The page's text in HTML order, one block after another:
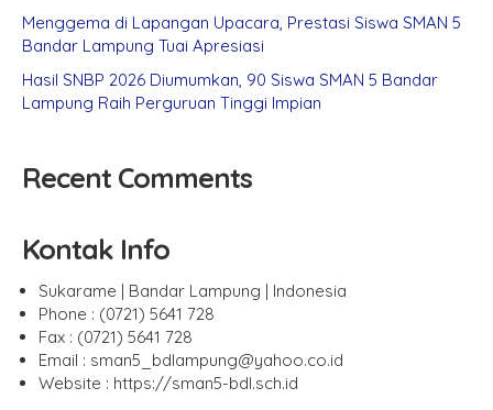
Menggema di Lapangan Upacara, Prestasi Siswa SMAN 5
Bandar Lampung Tuai Apresiasi
Hasil SNBP 2026 Diumumkan, 90 Siswa SMAN 5 Bandar
Lampung Raih Perguruan Tinggi Impian
Recent Comments
Kontak Info
Sukarame | Bandar Lampung | Indonesia
Phone : (0721) 5641 728
Fax : (0721) 5641 728
Email : sman5_bdlampung@yahoo.co.id
Website : https://sman5-bdl.sch.id